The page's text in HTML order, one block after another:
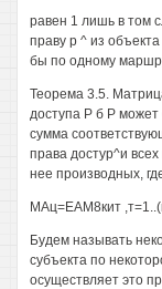
равен 1 лишь в том
праву р ^ из
бы по одному
Теорема 3.5.
доступа Р б Р может
сумма
права достур^и
нее производных,
МАц=ЕАМ8кит
Будем называть
субъекта по
осуществляет это